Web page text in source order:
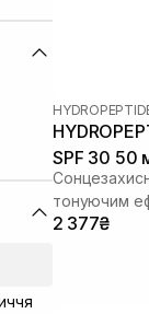
SPF 30 50
тонуючим
2 377₴